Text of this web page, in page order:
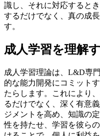
識し、それに対応すると
するだけでなく、真の成
す。
成人学習を理解
成人学習理論は、L&D専
的な能力開発にコミット
たらします。これにより
るだけでなく、深く有意
ジメントを高め、知識の
性を持たせ、学習を彼ら